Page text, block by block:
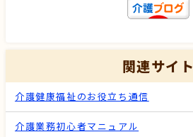
関連サイト
介護健康福祉のお役立ち通信
介護業務初心者マニュアル